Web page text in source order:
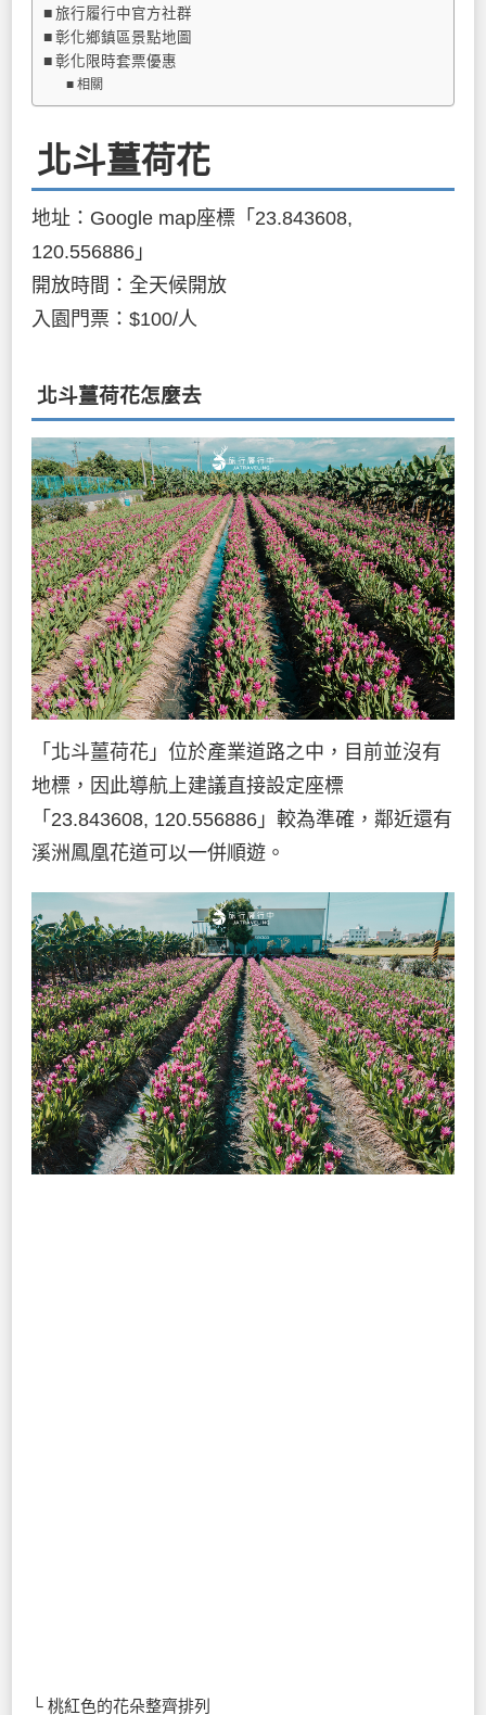
旅行履行中官方社群
彰化鄉鎮區景點地圖
彰化限時套票優惠
相關
北斗薑荷花
地址：Google map座標「23.843608,
120.556886」
開放時間：全天候開放
入園門票：$100/人
北斗薑荷花怎麼去
「北斗薑荷花」位於產業道路之中，目前並沒有
地標，因此導航上建議直接設定座標
「23.843608, 120.556886」較為準確，鄰近還有
溪洲鳳凰花道可以一併順遊。
└ 桃紅色的花朵整齊排列